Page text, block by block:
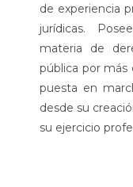
de experiencia
jurídicas.
materia de
pública por más
puesta en
desde su
su ejercicio